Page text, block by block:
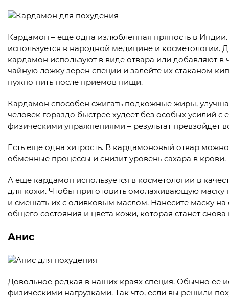
Кардамон – еще одна излюбленная пряность в
используется в народной медицине и
кардамон используют в виде отвара или добавляют
чайную ложку зерен специи и залейте их стаканом
нужно пить после приемов пищи.
Кардамон способен сжигать подкожные жиры,
человек гораздо быстрее худеет без особых усилий
физическими упражнениями – результат превзойдет
Есть еще одна хитрость. В кардамоновый отвар
обменные процессы и снизит уровень сахара в крови.
А еще кардамон используется в косметологии в
для кожи. Чтобы приготовить омолаживающую маску
и смешать их с оливковым маслом. Нанесите маску
общего состояния и цвета кожи, которая станет
Анис
Довольное редкая в наших краях специя. Обычно её
физическими нагрузками. Так что, если вы решили